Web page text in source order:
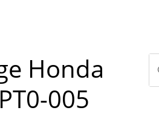
Honda
005